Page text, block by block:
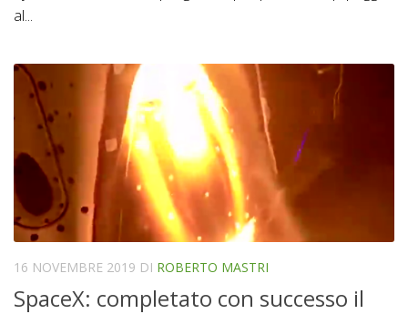
al...
16 NOVEMBRE 2019 DI ROBERTO MASTRI
SpaceX: completato con successo il